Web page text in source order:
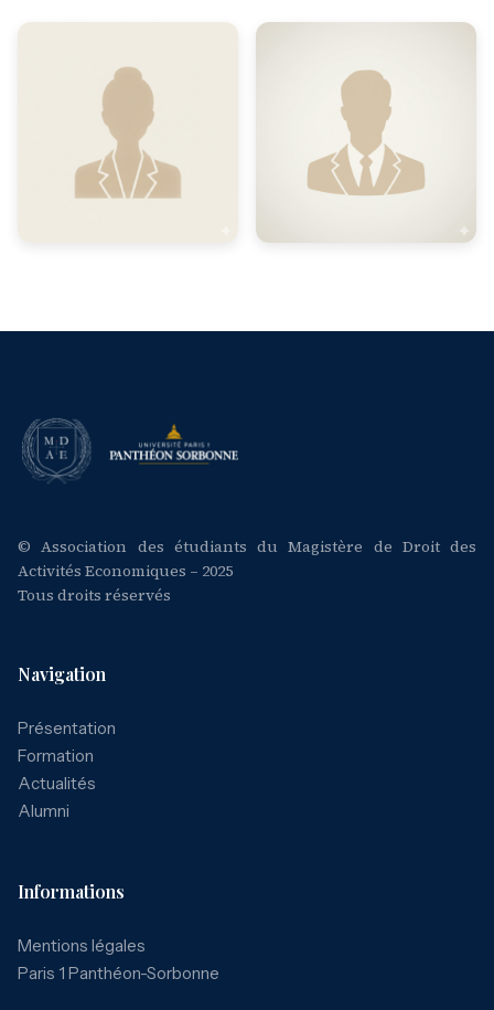
© Association des étudiants du Magistère de Droit des
Activités Economiques – 2025
Tous droits réservés
Navigation
Présentation
Formation
Actualités
Alumni
Informations
Mentions légales
Paris 1 Panthéon-Sorbonne